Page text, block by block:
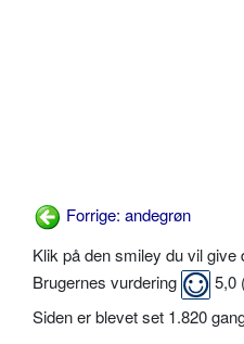
Forrige: andegrøn
Klik på den smiley du vil give
Brugernes vurdering
5,0
Siden er blevet set 1.820